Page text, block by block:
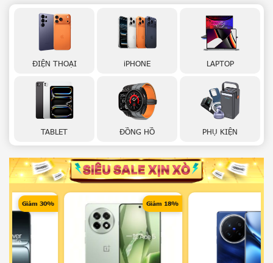
ĐIỆN THOẠI
TABLET
iPHONE
ĐỒNG HỒ
LAPTOP
PHỤ KIỆN
Giảm 18%